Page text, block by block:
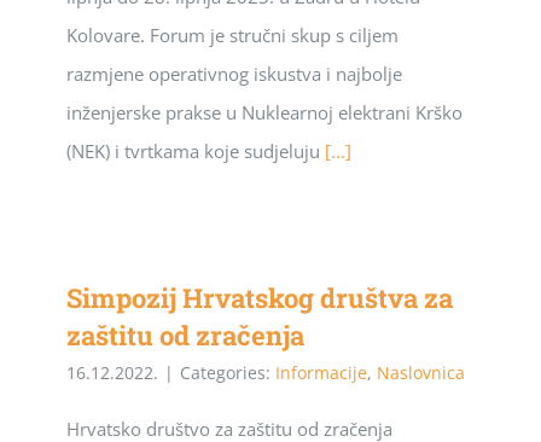
Kolovare. Forum je stručni skup s ciljem
razmjene operativnog iskustva i najbolje
inženjerske prakse u Nuklearnoj elektrani Krško
(NEK) i tvrtkama koje sudjeluju [...]
Simpozij Hrvatskog društva za
zaštitu od zračenja
16.12.2022. | Categories: Informacije, Naslovnica
Hrvatsko društvo za zaštitu od zračenja